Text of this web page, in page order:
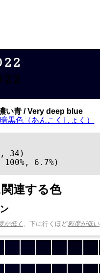
い青 / Very deep blue
暗黒色（あんこくしょく）
34)
6.7%)
連する色
が低く 、下に行くほど彩度が低い